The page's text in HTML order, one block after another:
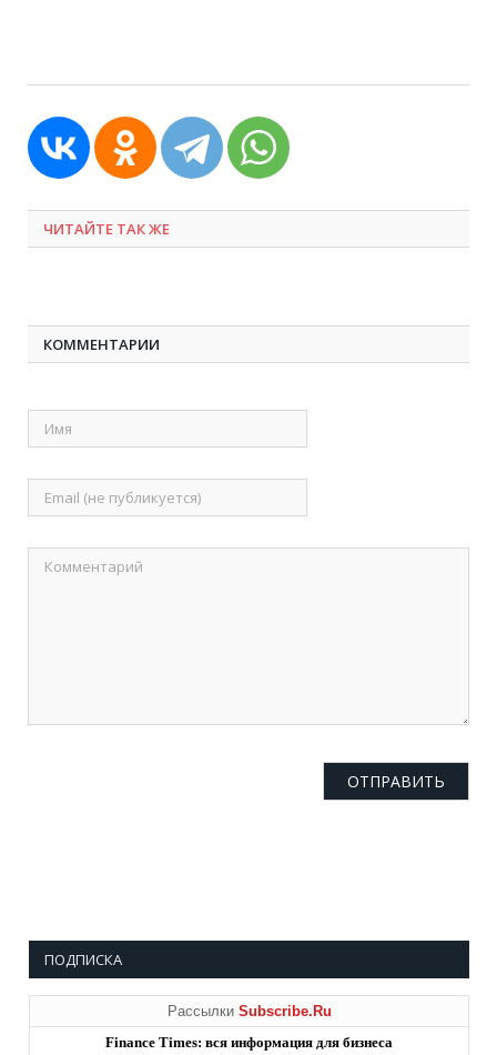
ЧИТАЙТЕ ТАК ЖЕ
КОММЕНТАРИИ
ПОДПИСКА
Рассылки Subscribe.Ru
Finance Times: вся информация для бизнеса